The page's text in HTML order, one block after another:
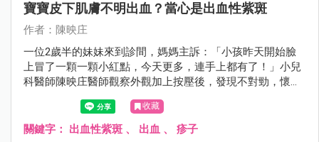
寶寶皮下肌膚不明出血？當心是出血性紫斑
作者：陳映庄
一位2歲半的妹妹來到診間，媽媽主訴：「小孩昨天開始臉
上冒了一顆一顆小紅點，今天更多，連手上都有了！」小兒
科醫師陳映庄醫師觀察外觀加上按壓後，發現不對勁，懷疑
是出血性紫斑。
收藏
關鍵字： 出血性紫斑 、 出血 、 疹子